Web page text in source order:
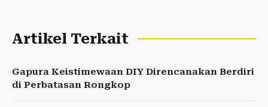
Artikel Terkait
Gapura Keistimewaan DIY Direncanakan Berdiri
di Perbatasan Rongkop